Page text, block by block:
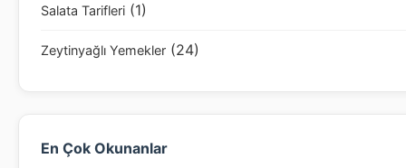
Salata Tarifleri (1)
Zeytinyağlı Yemekler (24)
En Çok Okunanlar